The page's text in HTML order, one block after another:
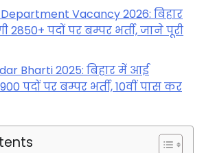
Vacancy 2026: बिहार
2850+ पदों पर बम्पर भर्ती, जाने पूरी
Bharti 2025: बिहार में आई
पदों पर बम्पर भर्ती, 10वीं पास कर